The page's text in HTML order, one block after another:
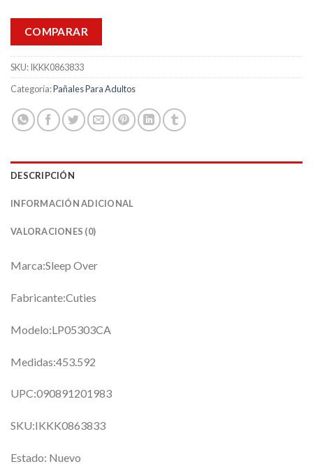
COMPARAR
SKU:IKKK0863833
Categoría:Pañales Para Adultos
DESCRIPCIÓN
INFORMACIÓN ADICIONAL
VALORACIONES (0)
Marca:Sleep Over
Fabricante:Cuties
Modelo:LP05303CA
Medidas:453.592
UPC:090891201983
SKU:IKKK0863833
Estado: Nuevo